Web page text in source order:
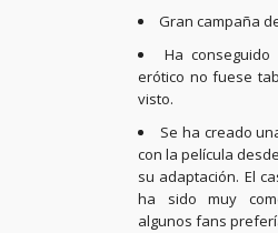
Gran campaña
Ha
erótico no fuese
visto.
Se ha creado
con la película
su adaptación. El
ha sido muy
algunos fans